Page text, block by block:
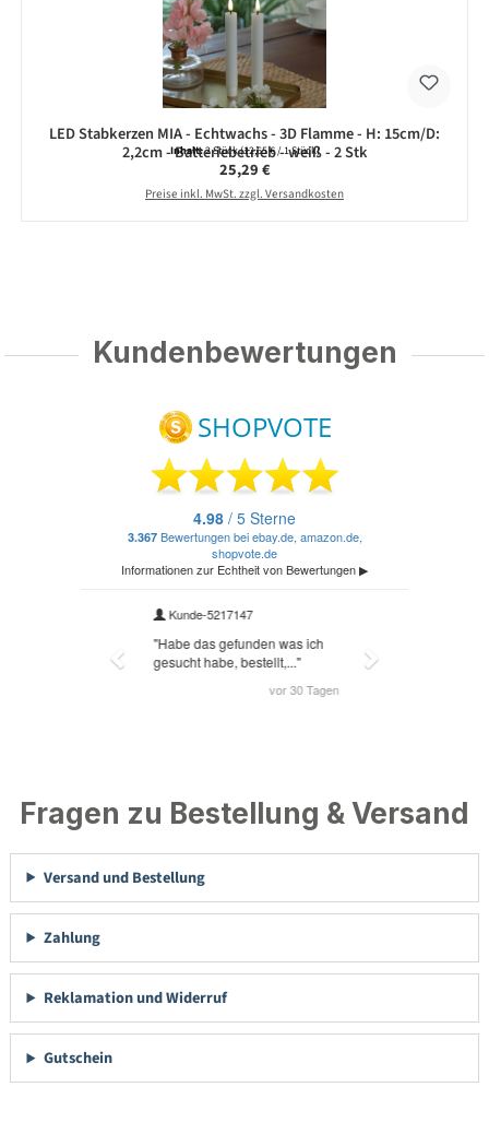
LED Stabkerzen MIA - Echtwachs - 3D Flamme - H: 15cm/D:
2,2cm - Batteriebetrieb - weiß - 2 Stk
Inhalt:2 Stück(12,65 € / 1 Stück)
Regulärer Preis:
25,29 €
Preise inkl. MwSt. zzgl. Versandkosten
Kundenbewertungen
Fragen zu Bestellung & Versand
Versand und Bestellung
Zahlung
Reklamation und Widerruf
Gutschein